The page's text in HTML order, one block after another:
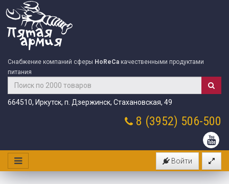
Снабжение компаний сферы HoReCa качественными продуктами
питания
664510, Иркутск, п. Дзержинск, Стахановская, 49
8 (3952) 506-500
Войти